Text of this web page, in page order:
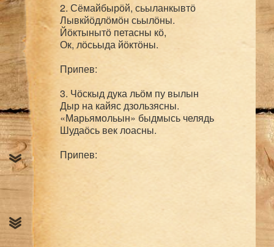
2. Сёмайбырӧй, сьыланкывтӧ
Лывкйӧдлӧмӧн сьылӧны.
Йӧктынытӧ петасны кӧ,
Ок, лӧсьыда йӧктӧны.
Припев:
3. Чӧскыд дука льӧм пу вылын
Дыр на кайяс дзользясны.
«Марьямольын» быдмысь челядь
Шудаӧсь век лоасны.